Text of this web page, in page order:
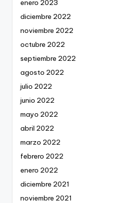
enero 2023
diciembre 2022
noviembre 2022
octubre 2022
septiembre 2022
agosto 2022
julio 2022
junio 2022
mayo 2022
abril 2022
marzo 2022
febrero 2022
enero 2022
diciembre 2021
noviembre 2021